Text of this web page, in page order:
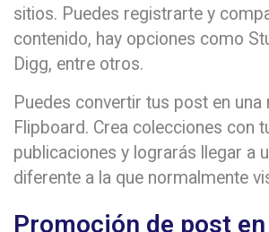
sitios. Puedes registrarte y
contenido, hay opciones como
Digg, entre otros.
Puedes convertir tus post en una
Flipboard. Crea colecciones con
publicaciones y lograrás llegar a
diferente a la que normalmente
Promoción de post